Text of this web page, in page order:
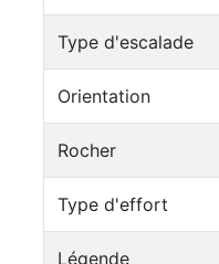
Type d'escalade
Orientation
Rocher
Type d'effort
Légende